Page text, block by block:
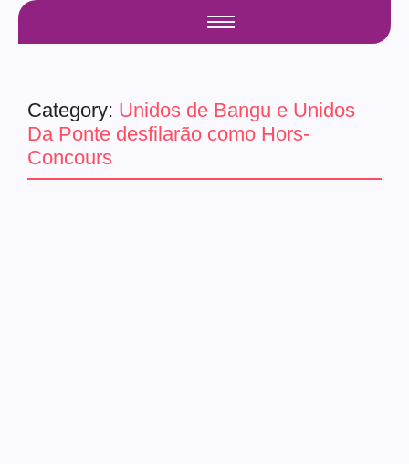
Category: Unidos de Bangu e Unidos
Da Ponte desfilarão como Hors-
Concours